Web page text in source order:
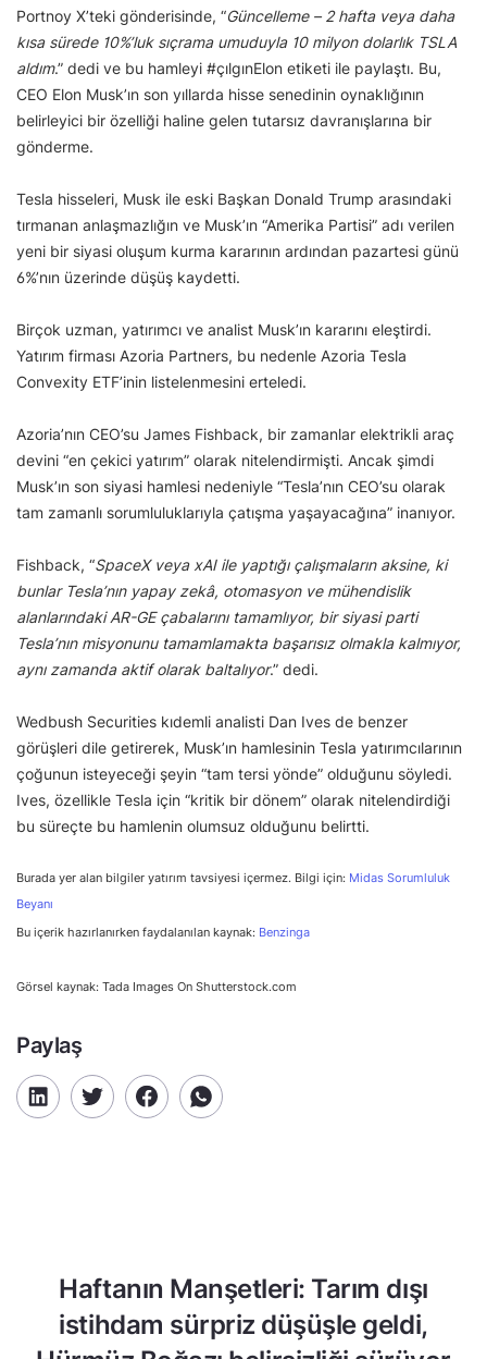
Portnoy X’teki gönderisinde, “Güncelleme – 2 hafta veya daha
kısa sürede 10%’luk sıçrama umuduyla 10 milyon dolarlık TSLA
aldım.” dedi ve bu hamleyi #çılgınElon etiketi ile paylaştı. Bu,
CEO Elon Musk’ın son yıllarda hisse senedinin oynaklığının
belirleyici bir özelliği haline gelen tutarsız davranışlarına bir
gönderme.
Tesla hisseleri, Musk ile eski Başkan Donald Trump arasındaki
tırmanan anlaşmazlığın ve Musk’ın “Amerika Partisi” adı verilen
yeni bir siyasi oluşum kurma kararının ardından pazartesi günü
6%’nın üzerinde düşüş kaydetti.
Birçok uzman, yatırımcı ve analist Musk’ın kararını eleştirdi.
Yatırım firması Azoria Partners, bu nedenle Azoria Tesla
Convexity ETF’inin listelenmesini erteledi.
Azoria’nın CEO’su James Fishback, bir zamanlar elektrikli araç
devini “en çekici yatırım” olarak nitelendirmişti. Ancak şimdi
Musk’ın son siyasi hamlesi nedeniyle “Tesla’nın CEO’su olarak
tam zamanlı sorumluluklarıyla çatışma yaşayacağına” inanıyor.
Fishback, “SpaceX veya xAI ile yaptığı çalışmaların aksine, ki
bunlar Tesla’nın yapay zekâ, otomasyon ve mühendislik
alanlarındaki AR-GE çabalarını tamamlıyor, bir siyasi parti
Tesla’nın misyonunu tamamlamakta başarısız olmakla kalmıyor,
aynı zamanda aktif olarak baltalıyor.” dedi.
Wedbush Securities kıdemli analisti Dan Ives de benzer
görüşleri dile getirerek, Musk’ın hamlesinin Tesla yatırımcılarının
çoğunun isteyeceği şeyin “tam tersi yönde” olduğunu söyledi.
Ives, özellikle Tesla için “kritik bir dönem” olarak nitelendirdiği
bu süreçte bu hamlenin olumsuz olduğunu belirtti.
Burada yer alan bilgiler yatırım tavsiyesi içermez. Bilgi için: Midas Sorumluluk
Beyanı
Bu içerik hazırlanırken faydalanılan kaynak: Benzinga
Görsel kaynak: Tada Images On Shutterstock.com
Paylaş
Haftanın Manşetleri: Tarım dışı
istihdam sürpriz düşüşle geldi,